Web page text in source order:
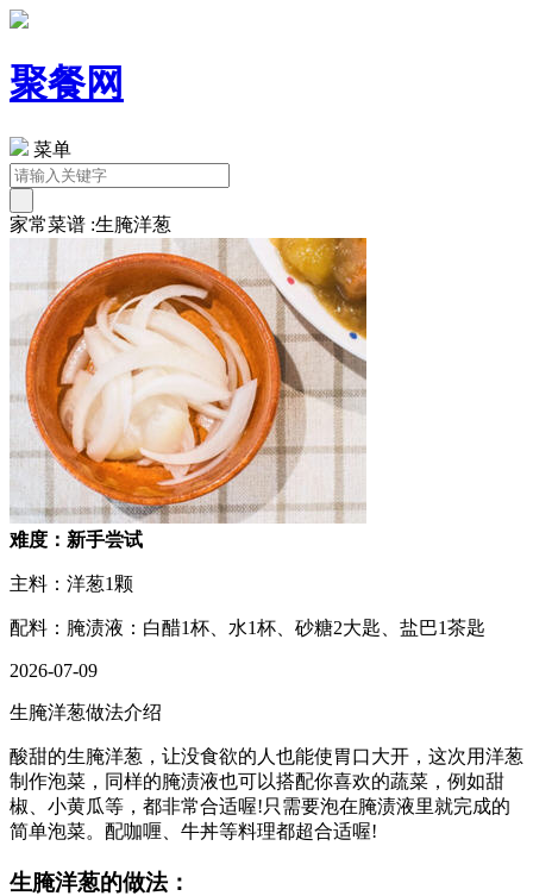
聚餐网
菜单
家常菜谱 :生腌洋葱
难度：新手尝试
主料：洋葱1颗
配料：腌渍液：白醋1杯、水1杯、砂糖2大匙、盐巴1茶匙
2026-07-09
生腌洋葱做法介绍
酸甜的生腌洋葱，让没食欲的人也能使胃口大开，这次用洋葱
制作泡菜，同样的腌渍液也可以搭配你喜欢的蔬菜，例如甜
椒、小黄瓜等，都非常合适喔!只需要泡在腌渍液里就完成的
简单泡菜。配咖喱、牛丼等料理都超合适喔!
生腌洋葱的做法：